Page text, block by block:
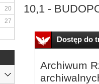
10,1 -
Dostęp do
Archiwum
20
27